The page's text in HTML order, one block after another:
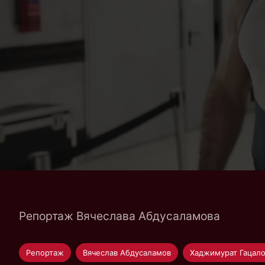
Репортаж Вячеслава Абдусаламова
Репортаж Вячеслав Абдусаламов Хаджимурат